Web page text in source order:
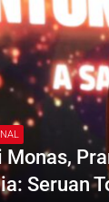
Monas,
Seruan